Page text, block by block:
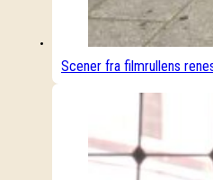
Scener fra filmrullens